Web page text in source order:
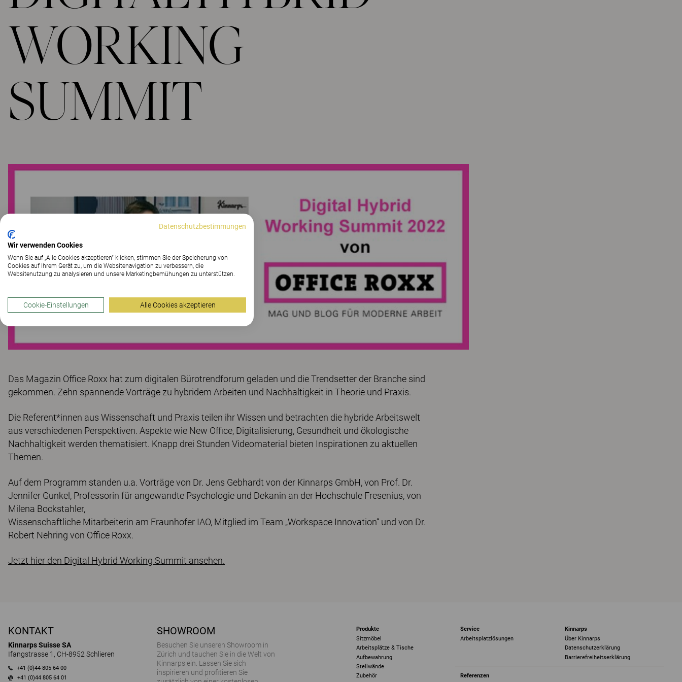
WORKING
SUMMIT
Das Magazin Office Roxx hat zum digitalen Bürotrendforum geladen und die Trendsetter der Branche sind
gekommen. Zehn spannende Vorträge zu hybridem Arbeiten und Nachhaltigkeit in Theorie und Praxis.
Die Referent*innen aus Wissenschaft und Praxis teilen ihr Wissen und betrachten die hybride Arbeitswelt
aus verschiedenen Perspektiven. Aspekte wie New Office, Digitalisierung, Gesundheit und ökologische
Nachhaltigkeit werden thematisiert. Knapp drei Stunden Videomaterial bieten Inspirationen zu aktuellen
Themen.
Auf dem Programm standen u.a. Vorträge von Dr. Jens Gebhardt von der Kinnarps GmbH, von Prof. Dr.
Jennifer Gunkel, Professorin für angewandte Psychologie und Dekanin an der Hochschule Fresenius, von
Milena Bockstahler,
Wissenschaftliche Mitarbeiterin am Fraunhofer IAO, Mitglied im Team „Workspace Innovation“ und von Dr.
Robert Nehring von Office Roxx.
Jetzt hier den Digital Hybrid Working Summit ansehen.
KONTAKT
Kinnarps Suisse SA
Ifangstrasse 1, CH-8952 Schlieren
+41 (0)44 805 64 00
+41 (0)44 805 64 01
SHOWROOM
Besuchen Sie unseren Showroom in
Zürich und tauchen Sie in die Welt von
Kinnarps ein. Lassen Sie sich
inspirieren und profitieren Sie
Produkte
Sitzmöbel
Arbeitsplätze & Tische
Aufbewahrung
Stellwände
Zubehör
Service
Arbeitsplatzlösungen
Kinnarps
Über Kinnarps
Datenschutzerklärung
Barrierefreiheits­erklärung
Referenzen
Datenschutzbestimmungen
Wir verwenden Cookies
Wenn Sie auf „Alle Cookies akzeptieren“ klicken, stimmen Sie der Speicherung von
Cookies auf Ihrem Gerät zu, um die Websitenavigation zu verbessern, die
Websitenutzung zu analysieren und unsere Marketingbemühungen zu unterstützen.
Cookie-Einstellungen Alle Cookies akzeptieren